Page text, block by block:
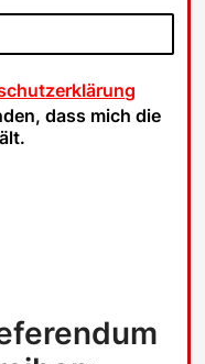
dass mich die